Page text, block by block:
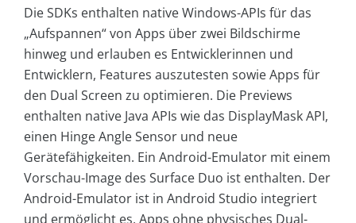
Die SDKs enthalten native Windows-APIs für das
„Aufspannen“ von Apps über zwei Bildschirme
hinweg und erlauben es Entwicklerinnen und
Entwicklern, Features auszutesten sowie Apps für
den Dual Screen zu optimieren. Die Previews
enthalten native Java APIs wie das DisplayMask API,
einen Hinge Angle Sensor und neue
Gerätefähigkeiten. Ein Android-Emulator mit einem
Vorschau-Image des Surface Duo ist enthalten. Der
Android-Emulator ist in Android Studio integriert
und ermöglicht es, Apps ohne physisches Dual-